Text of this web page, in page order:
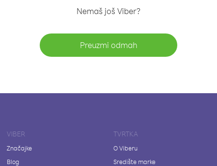
Nemaš još Viber?
Preuzmi odmah
VIBER
Značajke
Blog
TVRTKA
O Viberu
Središte marke